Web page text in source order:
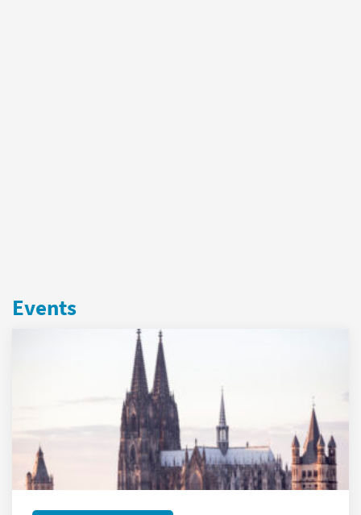
Events